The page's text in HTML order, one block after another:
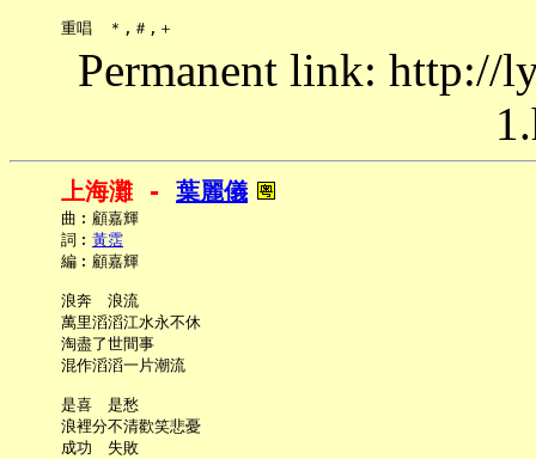
Permanent link: http://
上海灘 - 葉麗儀
     曲︰顧嘉輝
     詞︰
黃霑
     編︰顧嘉輝
     浪奔　浪流
     萬里滔滔江水永不休
     淘盡了世間事
     混作滔滔一片潮流
     是喜　是愁
     浪裡分不清歡笑悲憂
     成功　失敗